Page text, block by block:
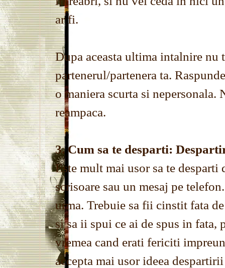
ar fi.
Dupa aceasta ultima intalnire nu
partenerul/partenera ta.
o maniera scurta si nepersonala.
reampaca.
3. Cum sa te desparti:
Este mult mai usor sa te
scrisoare sau un mesaj pe
urma. Trebuie sa fii cinstit fata
si sa ii spui ce ai de spus in
vremea cand erati fericiti
accepta mai usor ideea